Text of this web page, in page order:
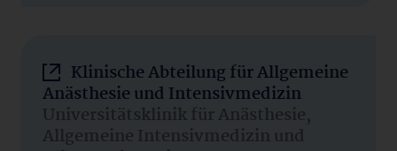
Klinische Abteilung für Allgemeine
Anästhesie und Intensivmedizin
Universitätsklinik für Anästhesie,
Allgemeine Intensivmedizin und